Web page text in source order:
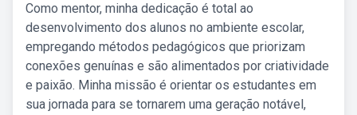
Como mentor, minha dedicação é total ao
desenvolvimento dos alunos no ambiente escolar,
empregando métodos pedagógicos que priorizam
conexões genuínas e são alimentados por criatividade
e paixão. Minha missão é orientar os estudantes em
sua jornada para se tornarem uma geração notável,